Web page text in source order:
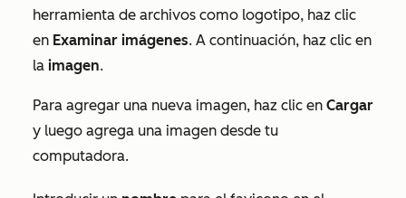
herramienta de archivos como logotipo, haz clic
en Examinar imágenes. A continuación, haz clic en
la imagen.
Para agregar una nueva imagen, haz clic en Cargar
y luego agrega una imagen desde tu
computadora.